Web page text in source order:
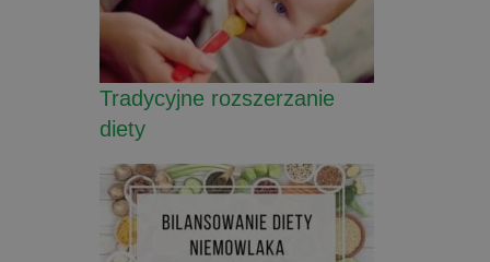
Tradycyjne rozszerzanie
diety